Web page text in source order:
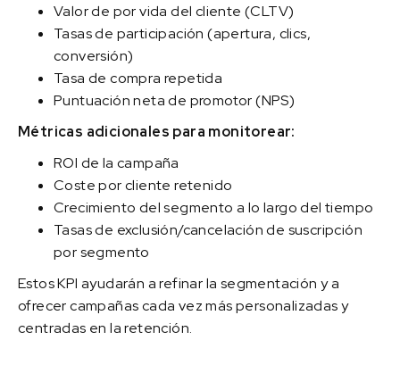
Valor de por vida del cliente (CLTV)
Tasas de participación (apertura, clics,
conversión)
Tasa de compra repetida
Puntuación neta de promotor (NPS)
Métricas adicionales para monitorear:
ROI de la campaña
Coste por cliente retenido
Crecimiento del segmento a lo largo del tiempo
Tasas de exclusión/cancelación de suscripción
por segmento
Estos KPI ayudarán a refinar la segmentación y a
ofrecer campañas cada vez más personalizadas y
centradas en la retención.